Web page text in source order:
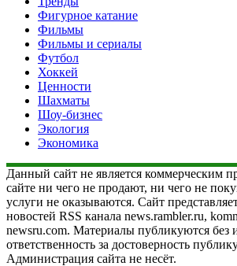
Фигурное катание
Фильмы
Фильмы и сериалы
Футбол
Хоккей
Ценности
Шахматы
Шоу-бизнес
Экология
Экономика
Данный сайт не является коммерческим
сайте ни чего не продают, ни чего не
услуги не оказываются. Сайт
новостей RSS канала news.rambler.ru,
newsru.com. Материалы публикуются без
ответственность за достоверность
Администрация сайта не несёт.